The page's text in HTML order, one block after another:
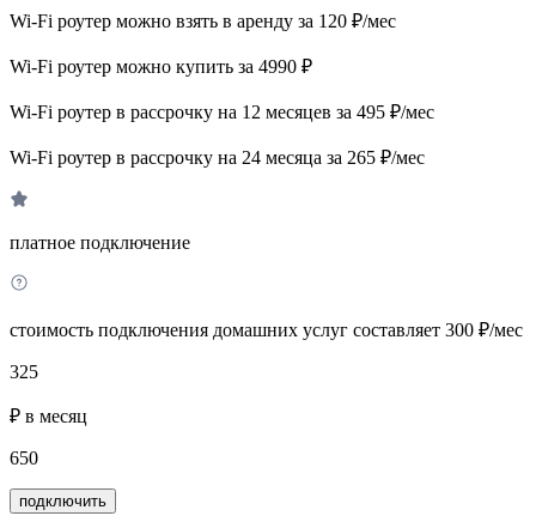
Wi-Fi роутер можно взять в аренду за 120 ₽/мес
Wi-Fi роутер можно купить за 4990 ₽
Wi-Fi роутер в рассрочку на 12 месяцев за 495 ₽/мес
Wi-Fi роутер в рассрочку на 24 месяца за 265 ₽/мес
платное подключение
стоимость подключения домашних услуг составляет 300 ₽/мес
325
₽ в месяц
650
подключить